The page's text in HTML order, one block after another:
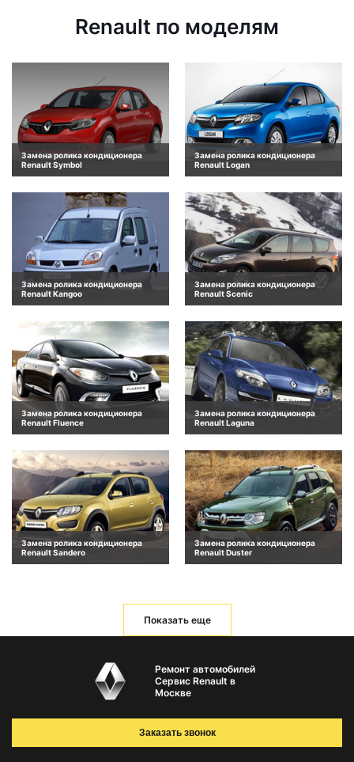
Renault по моделям
Замена ролика кондиционера
Renault Symbol
Замена ролика кондиционера
Renault Logan
Замена ролика кондиционера
Renault Kangoo
Замена ролика кондиционера
Renault Scenic
Замена ролика кондиционера
Renault Fluence
Замена ролика кондиционера
Renault Laguna
Замена ролика кондиционера
Renault Sandero
Замена ролика кондиционера
Renault Duster
Показать еще
Ремонт автомобилей
Сервис Renault в
Москве
Заказать звонок